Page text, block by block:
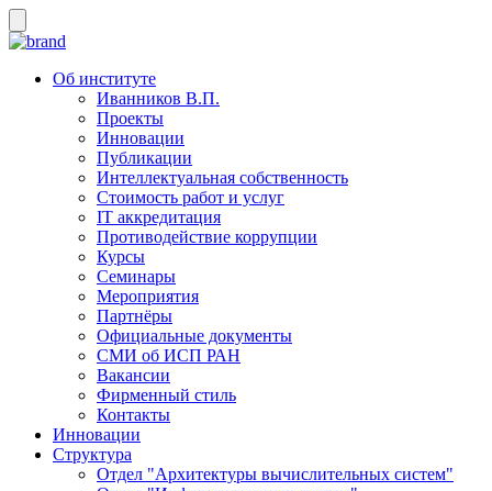
Об институте
Иванников В.П.
Проекты
Инновации
Публикации
Интеллектуальная собственность
Стоимость работ и услуг
IT аккредитация
Противодействие коррупции
Курсы
Семинары
Мероприятия
Партнёры
Официальные документы
СМИ об ИСП РАН
Вакансии
Фирменный стиль
Контакты
Инновации
Структура
Отдел "Архитектуры вычислительных систем"